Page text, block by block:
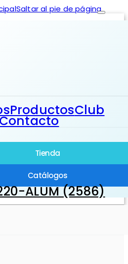
Saltar al pie de página
ProductosClub
Tienda
Catálogos
ALUM (2586)